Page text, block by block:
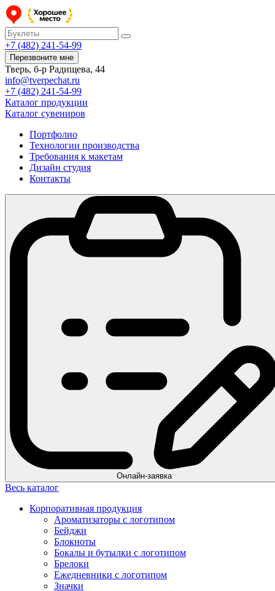
+7 (482) 241-54-99
Перезвоните мне
Тверь, б-р Радищева, 44
info@tverpechat.ru
+7 (482) 241-54-99
Каталог продукции
Каталог сувениров
Портфолио
Технологии производства
Требования к макетам
Дизайн студия
Контакты
Онлайн-заявка
Весь каталог
Корпоративная продукция
Ароматизаторы с логотипом
Бейджи
Блокноты
Бокалы и бутылки с логотипом
Брелоки
Ежедневники с логотипом
Значки